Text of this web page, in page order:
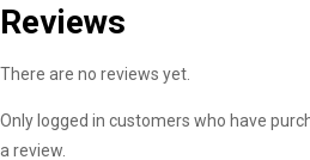
Reviews
There are no reviews yet.
Only logged in customers who have
a review.